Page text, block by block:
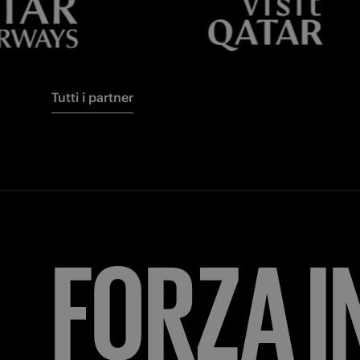
Tutti i partner
FORZA